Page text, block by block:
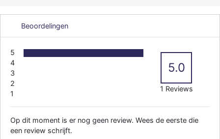
Beoordelingen
5
4
3
2
1
5.0
1 Reviews
Op dit moment is er nog geen review. Wees de eerste die
een review schrijft.